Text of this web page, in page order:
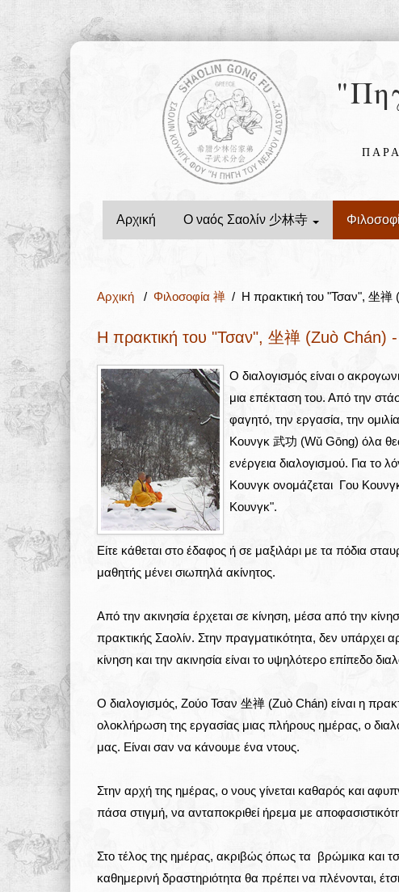
Αρχική Ο ναός Σαολίν 少林寺
Αρχική / Φιλοσοφία 禅 / Η πρακτική του "Τσαν", 坐禅
Η πρακτική του "Τσαν", 坐禅 (Zuò Chán) -
Ο διαλογισμός είναι ο
μια επέκταση του. Από την
φαγητό, την εργασία, την
Κουνγκ 武功 (Wǔ Gōng) όλα
ενέργεια διαλογισμού. Για το
Κουνγκ ονομάζεται Γου
Κουνγκ".
Είτε κάθεται στο έδαφος ή σε μαξιλάρι με τα πόδια
μαθητής μένει σιωπηλά ακίνητος.
Από την ακινησία έρχεται σε κίνηση, μέσα από την
πρακτικής Σαολίν. Στην πραγματικότητα, δεν υπάρχει
κίνηση και την ακινησία είναι το υψηλότερο επίπεδο
Ο διαλογισμός, Ζούο Τσαν 坐禅 (Zuò Chán) είναι η
ολοκλήρωση της εργασίας μιας πλήρους ημέρας, ο
μας. Είναι σαν να κάνουμε ένα ντους.
Στην αρχή της ημέρας, ο νους γίνεται καθαρός και
πάσα στιγμή, να ανταποκριθεί ήρεμα με
Στο τέλος της ημέρας, ακριβώς όπως τα βρώμικα και
καθημερινή δραστηριότητα θα πρέπει να πλένονται,